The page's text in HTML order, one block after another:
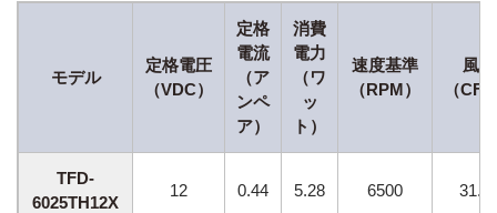
モデル
定格電圧
（VDC）
定格
電流
（ア
ンペ
ア）
消費
電力
（ワ
ッ
ト）
速度基準
（RPM）
風量
（
TFD-
6025TH12X
12 0.44 5.28 6500